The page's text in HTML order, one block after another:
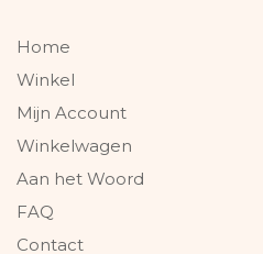
Home
Winkel
Mijn Account
Winkelwagen
Aan het Woord
FAQ
Contact